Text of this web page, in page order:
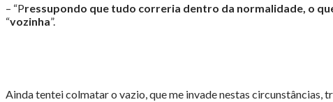
– “Pressupondo que tudo correria dentro da normalidade, o
“vozinha”.
Ainda tentei colmatar o vazio, que me invade nestas circunstâncias,